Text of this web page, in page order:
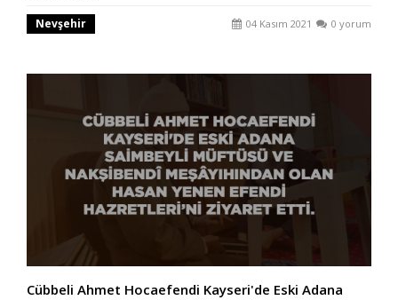
Nevşehir 04 Kasım 2021 0 yorum
Cübbeli Ahmet Hocaefendi Kayseri'de Eski Adana